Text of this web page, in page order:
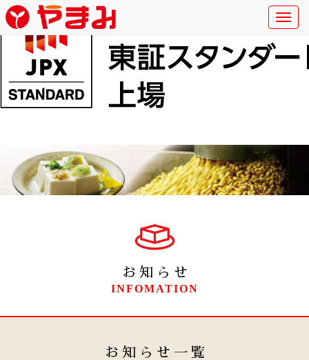
お知らせ
INFOMATION
お知らせ一覧